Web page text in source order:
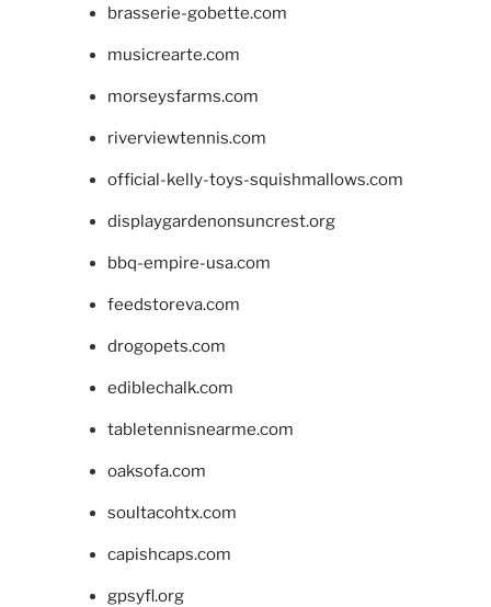
brasserie-gobette.com
musicrearte.com
morseysfarms.com
riverviewtennis.com
official-kelly-toys-squishmallows.com
displaygardenonsuncrest.org
bbq-empire-usa.com
feedstoreva.com
drogopets.com
ediblechalk.com
tabletennisnearme.com
oaksofa.com
soultacohtx.com
capishcaps.com
gpsyfl.org